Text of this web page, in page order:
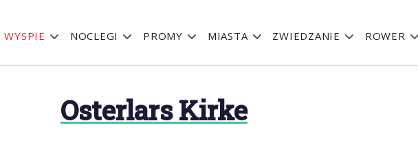
WYSPIE NOCLEGI PROMY MIASTA ZWIEDZANIE ROWER
Osterlars Kirke